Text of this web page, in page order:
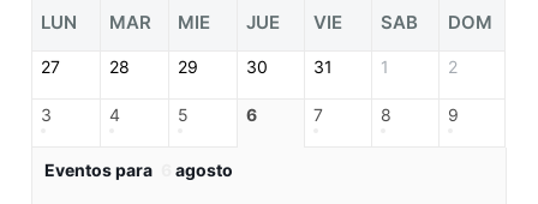
LUN MAR MIE JUE VIE SAB DOM
27 28 29 30 31 1 2
3 4 5 6 7 8 9
Eventos para agosto